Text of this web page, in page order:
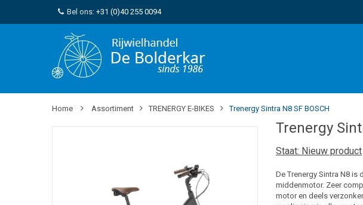
Bel ons: +31 (0)40 255 0094
Home Assortiment TRENERGY E-BIKES Trenergy Sintra N8 SF BOSCH
Trenergy
Staat: Nieuw product
De Trenergy Sintra N8 is
middenmotor. Zeer
motor en deels